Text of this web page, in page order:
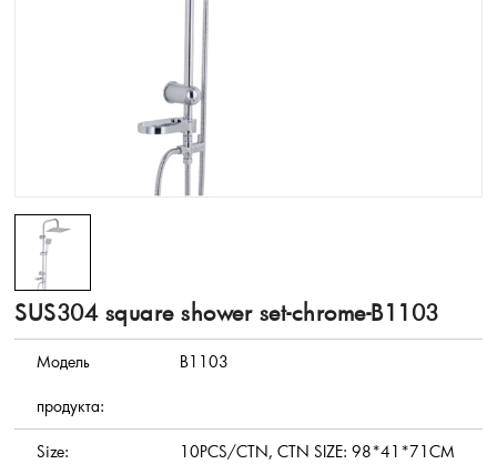
SUS304 square shower set-chrome-B1103
Модель
продукта:
B1103
Size: 10PCS/CTN, CTN SIZE: 98*41*71CM